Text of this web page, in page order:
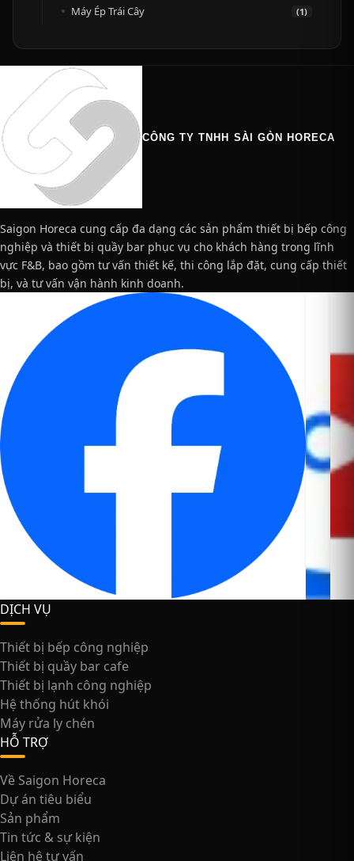
Máy Ép Trái Cây (1)
CÔNG TY TNHH SÀI GÒN HORECA
Saigon Horeca cung cấp đa dạng các sản phẩm thiết bị bếp công
nghiệp và thiết bị quầy bar phục vụ cho khách hàng trong lĩnh
vực F&B, bao gồm tư vấn thiết kế, thi công lắp đặt, cung cấp thiết
bị, và tư vấn vận hành kinh doanh.
DỊCH VỤ
Thiết bị bếp công nghiệp
Thiết bị quầy bar cafe
Thiết bị lạnh công nghiệp
Hệ thống hút khói
Máy rửa ly chén
HỖ TRỢ
Về Saigon Horeca
Dự án tiêu biểu
Sản phẩm
Tin tức & sự kiện
Liên hệ tư vấn